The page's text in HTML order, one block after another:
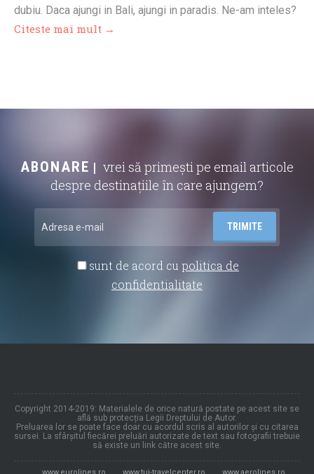
dubiu. Daca ajungi in Bali, ajungi in paradis. Ne-am inteles?
Citeste mai mult →
ABONARE
vrei să primești pe email articole
despre destinațiile în care ajungem?
sunt de acord cu politica de
confidentialitate
Copyright 2014-2019: Materialele de orice natură postate pe acest site se
află sub protecția Legii Dreptului de Autor.
Preluarea lor se poate face doar cu acordul scris al autorilor și cu citarea
sursei. La sfârșitul fiecărei preluări autorizate de text sau fotografii trebuie
să existe un link către acest site.